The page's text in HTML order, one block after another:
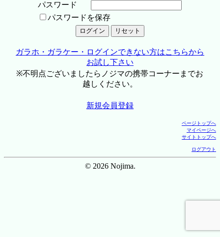
パスワード
パスワードを保存
ガラホ・ガラケー・ログインできない方はこちらから
お試し下さい
※不明点ございましたらノジマの携帯コーナーまでお
越しください。
新規会員登録
ページトップへ
マイページへ
サイトトップへ
ログアウト
© 2026 Nojima.